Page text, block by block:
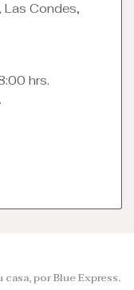
Condes,
hrs.
por Blue Express.